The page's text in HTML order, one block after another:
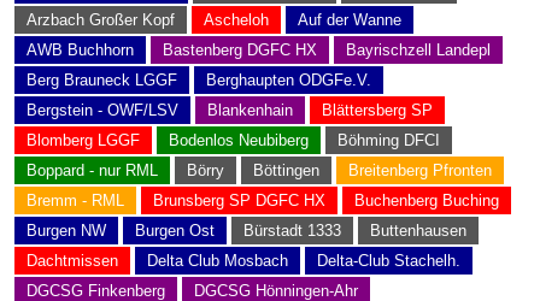
Arzbach Großer Kopf
Ascheloh
Auf der Wanne
AWB Buchhorn
Bastenberg DGFC HX
Bayrischzell Landepl
Berg Brauneck LGGF
Berghaupten ODGFe.V.
Bergstein - OWF/LSV
Blankenhain
Blättersberg SP
Blomberg LGGF
Bodenlos Neubiberg
Böhming DFCI
Boppard - nur RML
Börry Böttingen
Breitenberg Pfronten
Bremm - RML
Brunsberg SP DGFC HX
Buchenberg Buching
Burgen NW
Burgen Ost Bürstadt 1333
Buttenhausen
Dachtmissen
Delta Club Mosbach
Delta-Club Stachelh.
DGCSG Finkenberg
DGCSG Hönningen-Ahr